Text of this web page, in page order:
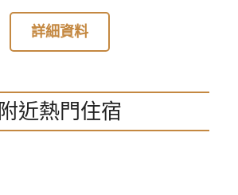
詳細資料
附近熱門住宿